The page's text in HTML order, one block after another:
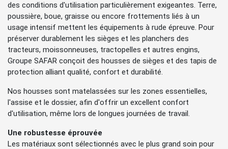
des conditions d'utilisation particulièrement exigeantes. Terre,
poussière, boue, graisse ou encore frottements liés à un
usage intensif mettent les équipements à rude épreuve. Pour
préserver durablement les sièges et les planchers des
tracteurs, moissonneuses, tractopelles et autres engins,
Groupe SAFAR conçoit des housses de sièges et des tapis de
protection alliant qualité, confort et durabilité.
Nos housses sont matelassées sur les zones essentielles,
l'assise et le dossier, afin d'offrir un excellent confort
d'utilisation, même lors de longues journées de travail.
Une robustesse éprouvée
Les matériaux sont sélectionnés avec le plus grand soin pour